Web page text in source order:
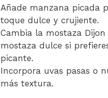
Añade manzana picada
toque dulce y crujiente.
Cambia la mostaza
mostaza dulce si
picante.
Incorpora uvas pasas o
más textura.